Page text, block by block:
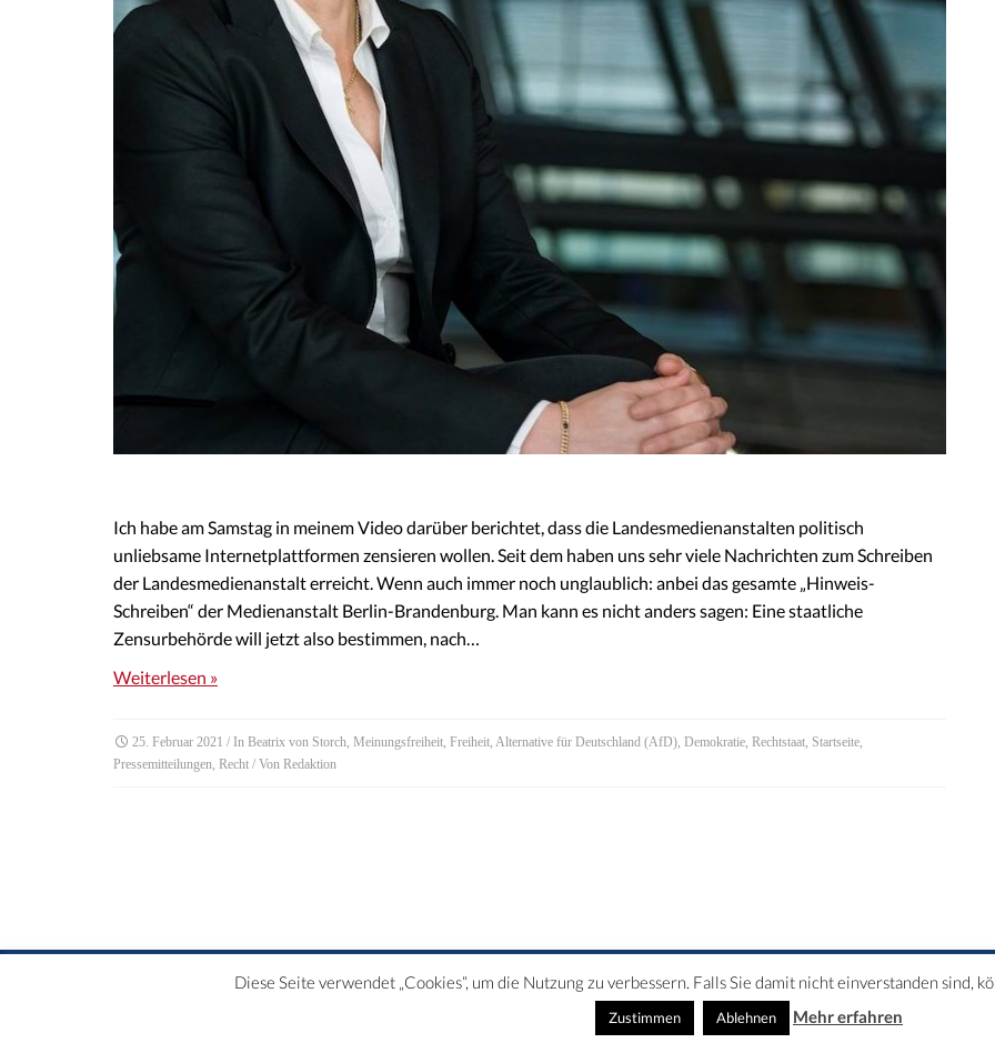
Ich habe am Samstag in meinem Video darüber berichtet, dass die Landesmedienanstalten politisch
unliebsame Internetplattformen zensieren wollen. Seit dem haben uns sehr viele Nachrichten zum Schreiben
der Landesmedienanstalt erreicht. Wenn auch immer noch unglaublich: anbei das gesamte „Hinweis-
Schreiben“ der Medienanstalt Berlin-Brandenburg. Man kann es nicht anders sagen: Eine staatliche
Zensurbehörde will jetzt also bestimmen, nach…
Weiterlesen »
25. Februar 2021 / In Beatrix von Storch Meinungsfreiheit Freiheit Alternative für Deutschland (AfD) Demokratie Rechtstaat Startseite
Pressemitteilungen Recht / Von Redaktion
Diese Seite verwendet „Cookies“, um die Nutzung zu verbessern. Falls Sie damit nicht einverstanden sind,
Zustimmen Ablehnen Mehr erfahren